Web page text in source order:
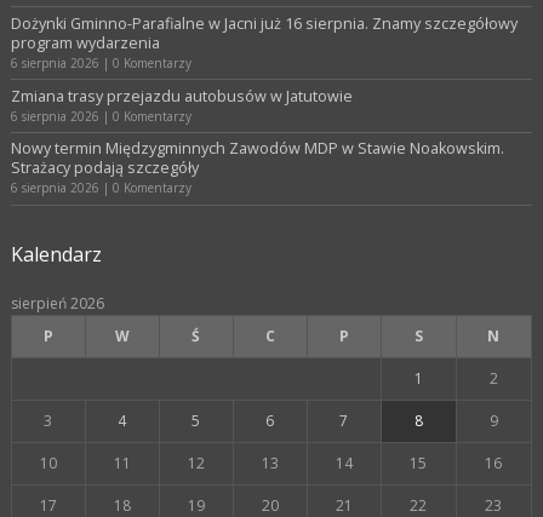
Dożynki Gminno-Parafialne w Jacni już 16 sierpnia. Znamy szczegółowy
program wydarzenia
6 sierpnia 2026 | 0 Komentarzy
Zmiana trasy przejazdu autobusów w Jatutowie
6 sierpnia 2026 | 0 Komentarzy
Nowy termin Międzygminnych Zawodów MDP w Stawie Noakowskim.
Strażacy podają szczegóły
6 sierpnia 2026 | 0 Komentarzy
Kalendarz
sierpień 2026
P
W Ś C P S N
1 2
3 4 5 6 7 8 9
10 11 12 13 14 15 16
17 18 19 20 21 22 23